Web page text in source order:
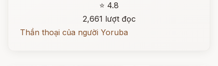
⭐ 4.8
2,661 lượt đọc
Thần thoại của người Yoruba